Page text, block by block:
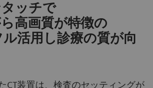
ッチで
高画質が特徴の
ル活用し診療の質が向
CT装置は、検査のセッティングが